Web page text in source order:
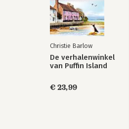
Christie Barlow
De verhalenwinkel
van Puffin Island
€ 23,99